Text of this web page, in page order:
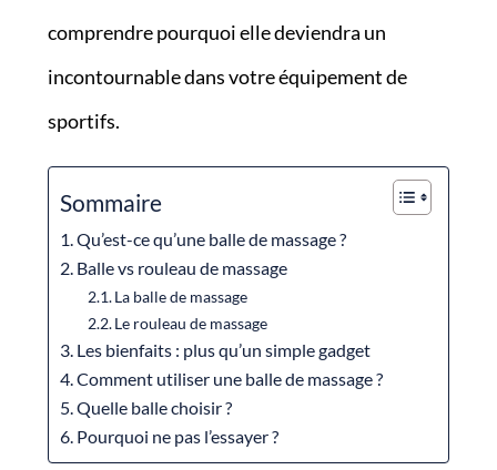
comprendre pourquoi elle deviendra un
incontournable dans votre équipement de
sportifs.
Sommaire
Qu’est-ce qu’une balle de massage ?
Balle vs rouleau de massage
La balle de massage
Le rouleau de massage
Les bienfaits : plus qu’un simple gadget
Comment utiliser une balle de massage ?
Quelle balle choisir ?
Pourquoi ne pas l’essayer ?